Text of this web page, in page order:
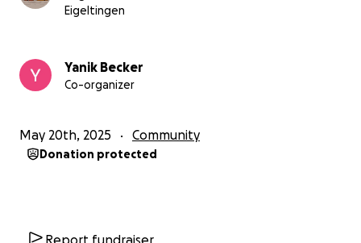
Eigeltingen
Yanik Becker
Co-organizer
May 20th, 2025 Community
Donation protected
Report fundraiser